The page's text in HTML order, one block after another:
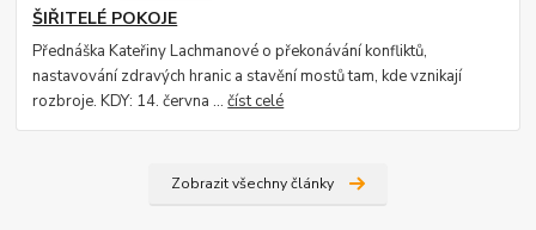
ŠIŘITELÉ POKOJE
Přednáška Kateřiny Lachmanové o překonávání konfliktů,
nastavování zdravých hranic a stavění mostů tam, kde vznikají
rozbroje. KDY: 14. června ...číst celé
Zobrazit všechny články